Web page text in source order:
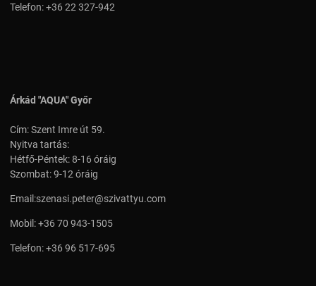
Telefon:+36 22 327-942
Árkád "AQUA" Győr
Cím: Szent Imre út 59.
Nyitva tartás:
Hétfő-Péntek: 8-16 óráig
Szombat: 9-12 óráig
Email:szenasi.peter@szivattyu.com
Mobil:+36 70 943-1505
Telefon:+36 96 517-695